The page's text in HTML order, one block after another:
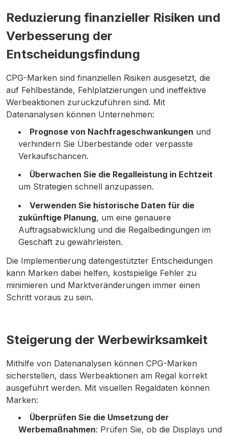
Reduzierung finanzieller Risiken und
Verbesserung der
Entscheidungsfindung
CPG-Marken sind finanziellen Risiken ausgesetzt, die
auf Fehlbestände, Fehlplatzierungen und ineffektive
Werbeaktionen zurückzuführen sind. Mit
Datenanalysen können Unternehmen:
Prognose von Nachfrageschwankungen und
verhindern Sie Überbestände oder verpasste
Verkaufschancen.
Überwachen Sie die Regalleistung in Echtzeit
um Strategien schnell anzupassen.
Verwenden Sie historische Daten für die
zukünftige Planung, um eine genauere
Auftragsabwicklung und die Regalbedingungen im
Geschäft zu gewährleisten.
Die Implementierung datengestützter Entscheidungen
kann Marken dabei helfen, kostspielige Fehler zu
minimieren und Marktveränderungen immer einen
Schritt voraus zu sein.
Steigerung der Werbewirksamkeit
Mithilfe von Datenanalysen können CPG-Marken
sicherstellen, dass Werbeaktionen am Regal korrekt
ausgeführt werden. Mit visuellen Regaldaten können
Marken:
Überprüfen Sie die Umsetzung der
Werbemaßnahmen: Prüfen Sie, ob die Displays und